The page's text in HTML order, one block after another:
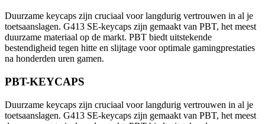
Duurzame keycaps zijn cruciaal voor langdurig vertrouwen in al je
toetsaanslagen. G413 SE-keycaps zijn gemaakt van PBT, het meest
duurzame materiaal op de markt. PBT biedt uitstekende
bestendigheid tegen hitte en slijtage voor optimale gamingprestaties
na honderden uren gamen.
PBT-KEYCAPS
Duurzame keycaps zijn cruciaal voor langdurig vertrouwen in al je
toetsaanslagen. G413 SE-keycaps zijn gemaakt van PBT, het meest